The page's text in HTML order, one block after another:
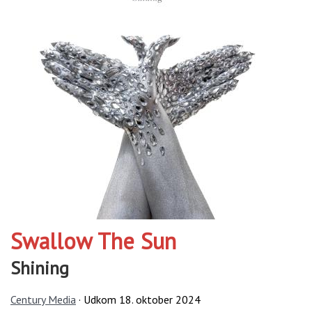
Swallow The Sun
Shining
Century Media · Udkom 18. oktober 2024